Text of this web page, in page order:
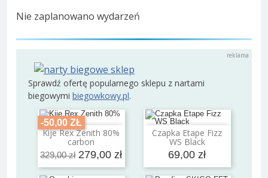
Nie zaplanowano wydarzeń
Sprawdź ofertę popularnego sklepu z nartami
biegowymi biegowkowy.pl.
-50,00 ZŁ
Kije Rex Zenith 80%
carbon
329,00 zł 279,00 zł
Dodaj do koszyka Czapka Etape Fizz
WS Black
69,00 zł
Dodaj do koszyka